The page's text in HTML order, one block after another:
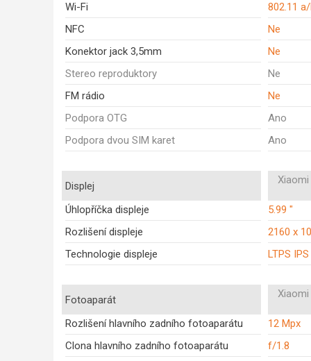
Wi-Fi
802.11
NFC
Ne
Konektor jack 3,5mm
Ne
Stereo reproduktory
Ne
FM rádio
Ne
Podpora OTG
Ano
Podpora dvou SIM karet
Ano
Displej
Úhlopříčka displeje
5.99 "
Rozlišení displeje
2160 x
Technologie displeje
LTPS IPS
Fotoaparát
Rozlišení hlavního zadního fotoaparátu
12 Mpx
Clona hlavního zadního fotoaparátu
f/1.8